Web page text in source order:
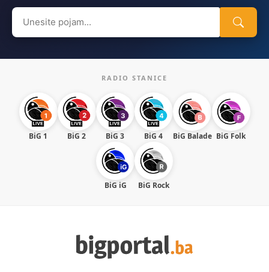
Search
for:
RADIO STANICE
BiG 1 BiG 2 BiG 3 BiG 4 BiG Balade BiG Folk
BiG iG BiG Rock